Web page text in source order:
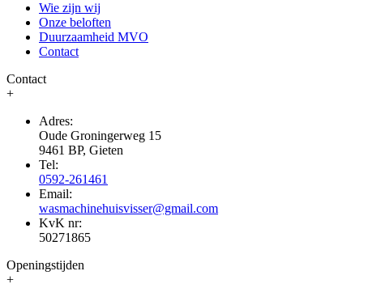
Wie zijn wij
Onze beloften
Duurzaamheid MVO
Contact
Contact
+
Adres:
Oude Groningerweg 15
9461 BP, Gieten
Tel:
0592-261461
Email:
wasmachinehuisvisser@gmail.com
KvK nr:
50271865
Openingstijden
+